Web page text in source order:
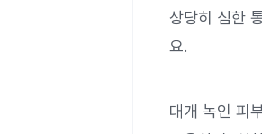
상당히 심한
요.
대개 녹인 피